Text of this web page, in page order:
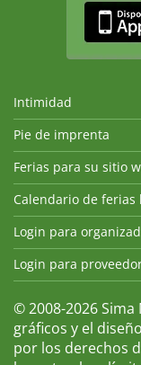
Intimidad
Pie de imprenta
Ferias para su sitio
Calendario de ferias
Login para
Login para
© 2008-2026
gráficos y el
por los derechos